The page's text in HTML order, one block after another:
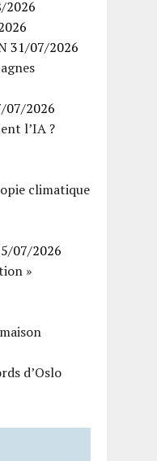
2026
31/07/2026
07/2026
l’IA ?
climatique
07/2026
»
d’Oslo